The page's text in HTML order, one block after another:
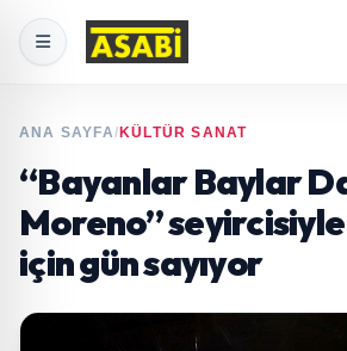
ANA SAYFA/ KÜLTÜR SANAT
“Bayanlar Baylar
Moreno”
için gün sayıyor